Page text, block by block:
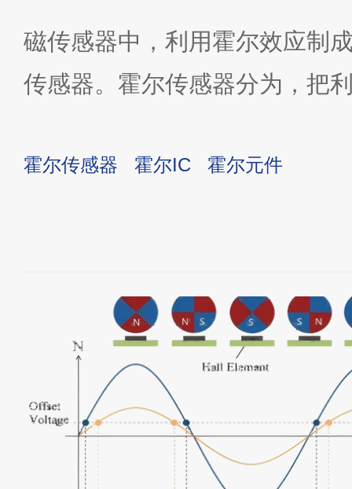
磁传感器中，利用霍尔效应制
传感器。霍尔传感器分为，把
尔元件输出通过后段IC处理后
霍尔传感器 霍尔IC 霍尔元件